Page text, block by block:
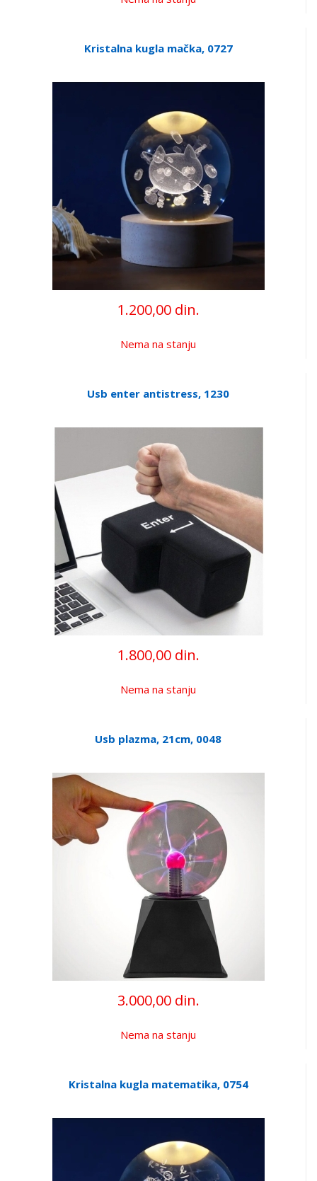
Kristalna kugla mačka, 0727
1.200,00 din.
Nema na stanju
Usb enter antistress, 1230
1.800,00 din.
Nema na stanju
Usb plazma, 21cm, 0048
3.000,00 din.
Nema na stanju
Kristalna kugla matematika, 0754